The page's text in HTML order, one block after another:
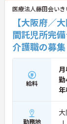
医療法人藤田会いき
【大阪府／
間託児所完
介護職の募集
給料
勤務地